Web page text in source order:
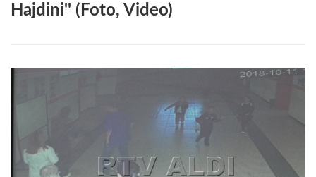
Hajdini'' (Foto, Video)